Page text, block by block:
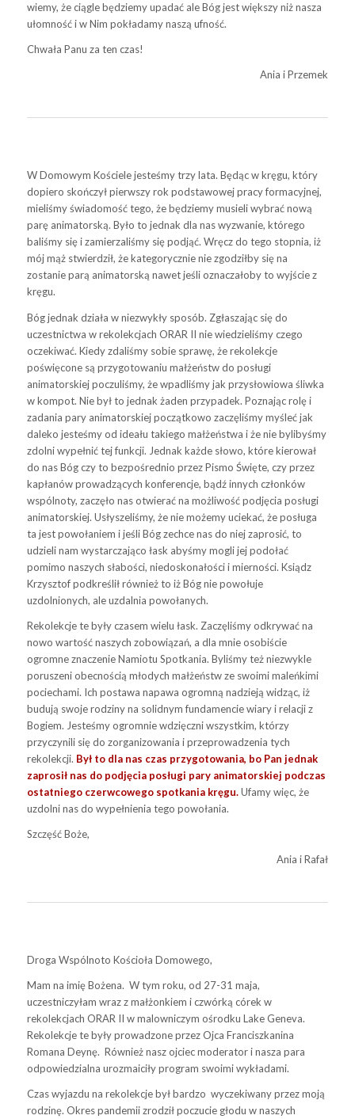
wiemy, że ciągle będziemy upadać ale Bóg jest większy niż nasza
ułomność i w Nim pokładamy naszą ufność.
Chwała Panu za ten czas!
Ania i Przemek
W Domowym Kościele jesteśmy trzy lata. Będąc w kręgu, który
dopiero skończył pierwszy rok podstawowej pracy formacyjnej,
mieliśmy świadomość tego, że będziemy musieli wybrać nową
parę animatorską. Było to jednak dla nas wyzwanie, którego
baliśmy się i zamierzaliśmy się podjąć. Wręcz do tego stopnia, iż
mój mąż stwierdził, że kategorycznie nie zgodziłby się na
zostanie parą animatorską nawet jeśli oznaczałoby to wyjście z
kręgu.
Bóg jednak działa w niezwykły sposób. Zgłaszając się do
uczestnictwa w rekolekcjach ORAR II nie wiedzieliśmy czego
oczekiwać. Kiedy zdaliśmy sobie sprawę, że rekolekcje
poświęcone są przygotowaniu małżeństw do posługi
animatorskiej poczuliśmy, że wpadliśmy jak przysłowiowa śliwka
w kompot. Nie był to jednak żaden przypadek. Poznając rolę i
zadania pary animatorskiej początkowo zaczęliśmy myśleć jak
daleko jesteśmy od ideału takiego małżeństwa i że nie bylibyśmy
zdolni wypełnić tej funkcji. Jednak każde słowo, które kierował
do nas Bóg czy to bezpośrednio przez Pismo Święte, czy przez
kapłanów prowadzących konferencje, bądź innych członków
wspólnoty, zaczęło nas otwierać na możliwość podjęcia posługi
animatorskiej. Usłyszeliśmy, że nie możemy uciekać, że posługa
ta jest powołaniem i jeśli Bóg zechce nas do niej zaprosić, to
udzieli nam wystarczająco łask abyśmy mogli jej podołać
pomimo naszych słabości, niedoskonałości i mierności. Ksiądz
Krzysztof podkreślił również to iż Bóg nie powołuje
uzdolnionych, ale uzdalnia powołanych.
Rekolekcje te były czasem wielu łask. Zaczęliśmy odkrywać na
nowo wartość naszych zobowiązań, a dla mnie osobiście
ogromne znaczenie Namiotu Spotkania. Byliśmy też niezwykle
poruszeni obecnością młodych małżeństw ze swoimi maleńkimi
pociechami. Ich postawa napawa ogromną nadzieją widząc, iż
budują swoje rodziny na solidnym fundamencie wiary i relacji z
Bogiem. Jesteśmy ogromnie wdzięczni wszystkim, którzy
przyczynili się do zorganizowania i przeprowadzenia tych
rekolekcji. Był to dla nas czas przygotowania, bo Pan jednak
zaprosił nas do podjęcia posługi pary animatorskiej podczas
ostatniego czerwcowego spotkania kręgu.Ufamy więc, że
uzdolni nas do wypełnienia tego powołania.
Szczęść Boże,
Ania i Rafał
Droga Wspólnoto Kościoła Domowego,
Mam na imię Bożena. W tym roku, od 27-31 maja,
uczestniczyłam wraz z małżonkiem i czwórką córek w
rekolekcjach ORAR II w malowniczym ośrodku Lake Geneva.
Rekolekcje te były prowadzone przez Ojca Franciszkanina
Romana Deynę. Również nasz ojciec moderator i nasza para
odpowiedzialna urozmaiciły program swoimi wykładami.
Czas wyjazdu na rekolekcje był bardzo wyczekiwany przez moją
rodzinę. Okres pandemii zrodził poczucie głodu w naszych